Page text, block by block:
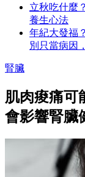
立秋吃什麼
養生心法
年紀大發福
別只當病因
腎臟
肌肉痠痛可
會影響腎臟